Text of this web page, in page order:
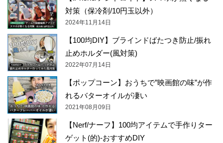
対策（保冷剤/10円玉以外）
2024年11月14日
【100均DIY】ブラインドばたつき防止/振れ
止めホルダー(風対策)
2022年07月14日
【ポップコーン】おうちで”映画館の味”が作
れるバターオイルが凄い
2021年08月09日
【Nerf/ナーフ】100均アイテムで手作りター
ゲット(的)-おすすめDIY